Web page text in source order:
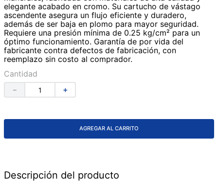
elegante acabado en cromo. Su cartucho de vástago
ascendente asegura un flujo eficiente y duradero,
además de ser baja en plomo para mayor seguridad.
Requiere una presión mínima de 0.25 kg/cm² para un
óptimo funcionamiento. Garantía de por vida del
fabricante contra defectos de fabricación, con
reemplazo sin costo al comprador.
Cantidad
＋
－
AGREGAR AL CARRITO
Descripción del producto